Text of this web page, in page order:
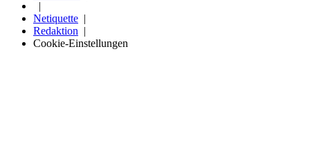
Netiquette
Redaktion
Cookie-Einstellungen